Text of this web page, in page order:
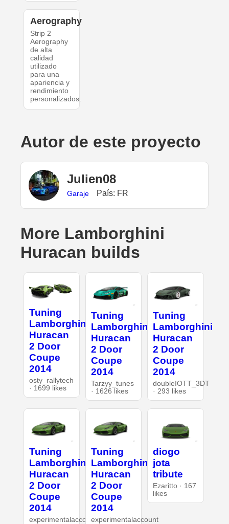
Aerography
Strip 2
Aerography
de alta
calidad
utilizado
para una
apariencia y
rendimiento
personalizados.
Autor de este proyecto
Julien08
Garaje País: FR
More Lamborghini
Huracan builds
Tuning
Lamborghini
Huracan
2 Door
Coupe
2014
osty_rallytech
· 1699 likes
Tuning
Lamborghini
Huracan
2 Door
Coupe
2014
Tarzyy_tunes
· 1626 likes
Tuning
Lamborghini
Huracan
2 Door
Coupe
2014
doubleIOTT_3DT
· 293 likes
Tuning
Lamborghini
Huracan
2 Door
Coupe
2014
experimentalaccount
Tuning
Lamborghini
Huracan
2 Door
Coupe
2014
experimentalaccount
diogo
jota
tribute
Ezaritto · 167
likes